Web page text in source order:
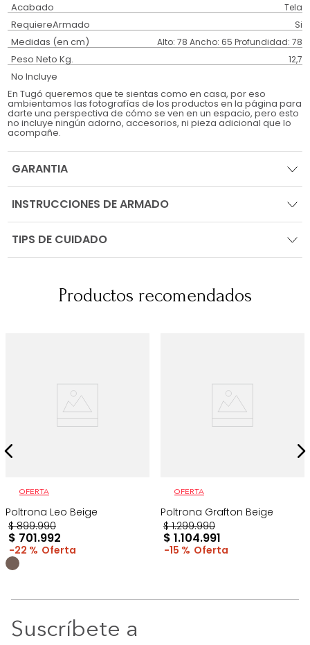
Acabado Tela
RequiereArmado Si
Medidas (en cm) Alto: 78 Ancho: 65 Profundidad: 78
Peso Neto Kg. 12,7
No Incluye
En Tugó queremos que te sientas como en casa, por eso
ambientamos las fotografías de los productos en la página para
darte una perspectiva de cómo se ven en un espacio, pero esto
no incluye ningún adorno, accesorios, ni pieza adicional que lo
acompañe.
GARANTIA
INSTRUCCIONES DE ARMADO
TIPS DE CUIDADO
Productos recomendados
OFERTA
Poltrona Leo Beige
$ 899.990
$ 701.992
22 %
OFERTA
Poltrona Grafton Beige
$ 1.299.990
$ 1.104.991
15 %
Suscríbete a